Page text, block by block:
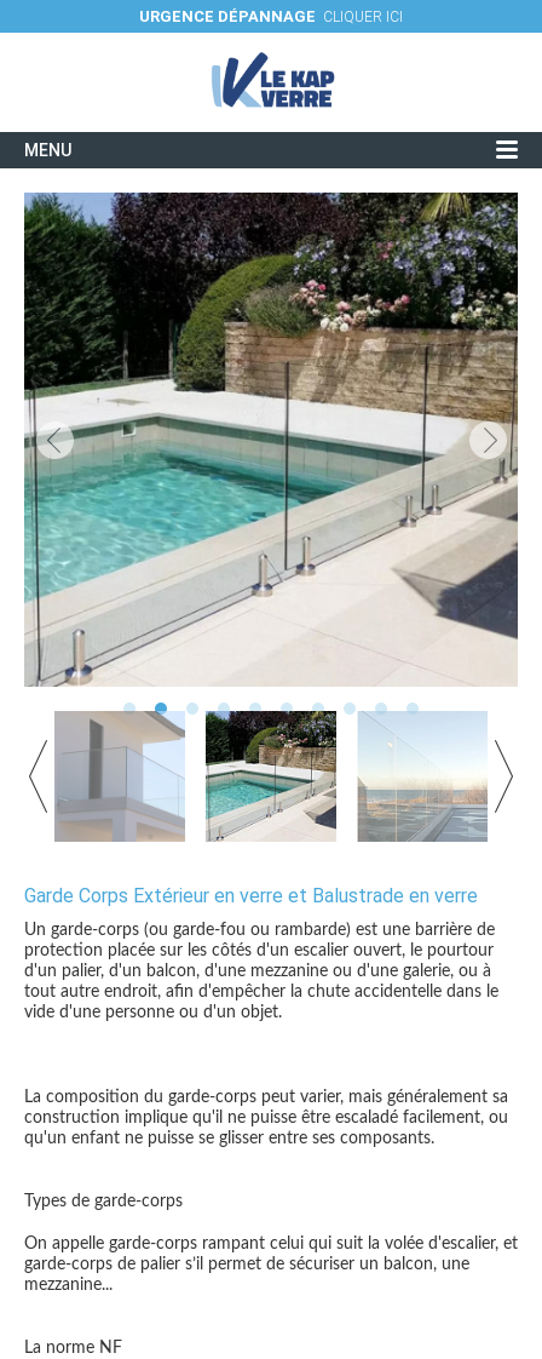
URGENCE DÉPANNAGE CLIQUER ICI
MENU
Verres et utilisations
Savoir-faire / Fiches techniques
Réalisations
Actualités
Contacter une agence
Garde Corps Extérieur en verre et Balustrade en verre
Un garde-corps (ou garde-fou ou rambarde) est une barrière de
protection placée sur les côtés d'un escalier ouvert, le pourtour
d'un palier, d'un balcon, d'une mezzanine ou d'une galerie, ou à
tout autre endroit, afin d'empêcher la chute accidentelle dans le
vide d'une personne ou d'un objet.
La composition du garde-corps peut varier, mais généralement sa
construction implique qu'il ne puisse être escaladé facilement, ou
qu'un enfant ne puisse se glisser entre ses composants.
Types de garde-corps
On appelle garde-corps rampant celui qui suit la volée d'escalier, et
garde-corps de palier s’il permet de sécuriser un balcon, une
mezzanine...
La norme NF